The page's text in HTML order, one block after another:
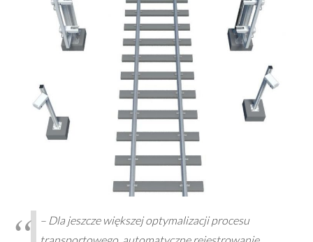
– Dla jeszcze większej optymalizacji procesu